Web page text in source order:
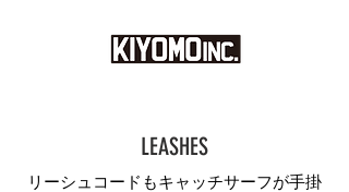
LEASHES
リーシュコードもキャッチサーフが手掛